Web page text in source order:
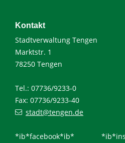
Kontakt
Stadtverwaltung Tengen
Marktstr. 1
78250 Tengen
Tel.: 07736/9233-0
Fax: 07736/9233-40
stadt@tengen.de
*ib*facebook*ib*